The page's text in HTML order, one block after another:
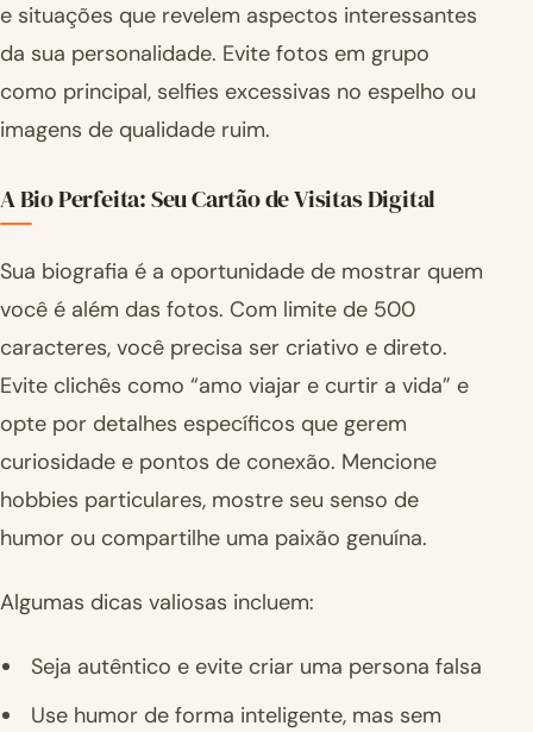
e situações que revelem aspectos interessantes
da sua personalidade. Evite fotos em grupo
como principal, selfies excessivas no espelho ou
imagens de qualidade ruim.
A Bio Perfeita: Seu Cartão de Visitas Digital
Sua biografia é a oportunidade de mostrar quem
você é além das fotos. Com limite de 500
caracteres, você precisa ser criativo e direto.
Evite clichês como “amo viajar e curtir a vida” e
opte por detalhes específicos que gerem
curiosidade e pontos de conexão. Mencione
hobbies particulares, mostre seu senso de
humor ou compartilhe uma paixão genuína.
Algumas dicas valiosas incluem:
Seja autêntico e evite criar uma persona falsa
Use humor de forma inteligente, mas sem